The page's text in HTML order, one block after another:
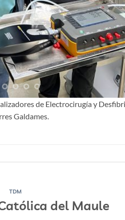
de Electrocirugía y
Galdames.
TDM
del Maule